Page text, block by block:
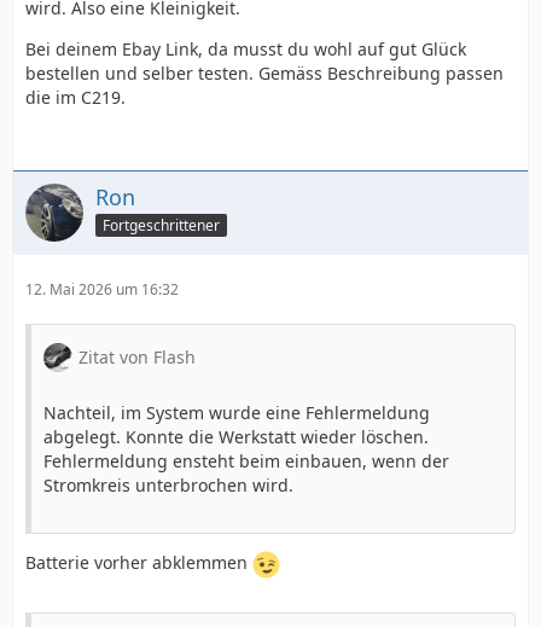
wird. Also eine Kleinigkeit.
Bei deinem Ebay Link, da musst du wohl auf gut Glück
bestellen und selber testen. Gemäss Beschreibung passen
die im C219.
Ron
Fortgeschrittener
12. Mai 2026 um 16:32
Zitat von Flash
Nachteil, im System wurde eine Fehlermeldung
abgelegt. Konnte die Werkstatt wieder löschen.
Fehlermeldung ensteht beim einbauen, wenn der
Stromkreis unterbrochen wird.
Batterie vorher abklemmen